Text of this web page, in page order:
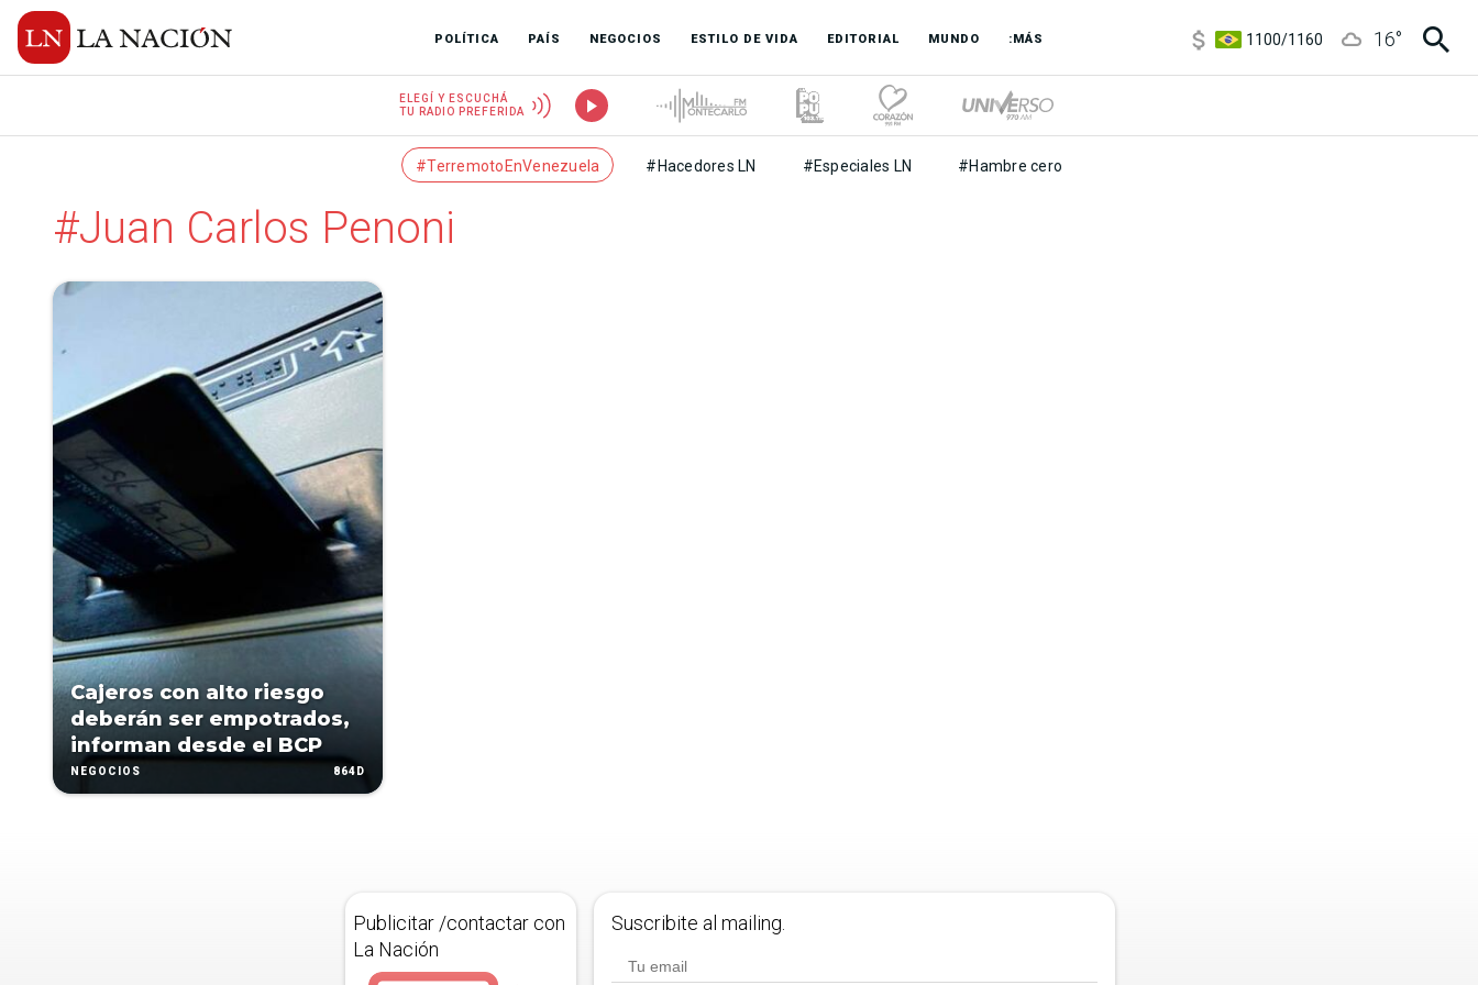
POLÍTICA PAÍS NEGOCIOS ESTILO DE VIDA EDITORIAL MUNDO :MÁS
1100/1160
16°
ELEGÍ Y ESCUCHÁ
TU RADIO PREFERIDA
#TerremotoEnVenezuela #Hacedores LN #Especiales LN #Hambre cero
#Juan Carlos Penoni
Cajeros con alto riesgo
deberán ser empotrados,
informan desde el BCP
NEGOCIOS 864D
Publicitar /contactar con
La Nación
Suscribite al mailing.